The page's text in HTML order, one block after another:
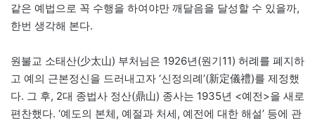
같은 예법으로 꼭 수행을 하여야만 깨달음을 달성할 수 있을까,
한번 생각해 본다.
원불교 소태산(少太山) 부처님은 1926년(원기11) 허례를 폐지하
고 예의 근본정신을 드러내고자 ‘신정의례’(新定儀禮)를 제정했
다. 그 후, 2대 종법사 정산(鼎山) 종사는 1935년 <예전>을 새로
편찬했다. ‘예도의 본체, 예절과 처세, 예전에 대한 해설’ 등에 관